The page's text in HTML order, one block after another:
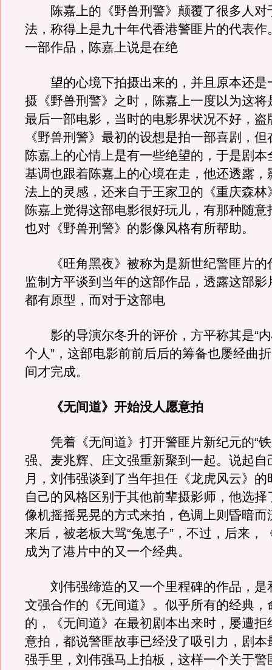
陈嘉上的《野兽刑警》颠覆了很多人对
法，称得上是九十年代香港警匪片的代表作
一部作品，陈嘉上说是在绝
望的心境下拍摄出来的，并且原本还是
摄《野兽刑警》之时，陈嘉上一度以为这将
最后一部电影，当时的电影界状况不好，盗
《野兽刑警》最初的设想是拍一部喜剧，
陈嘉上的心情上是有一些绝望的，于是剧本
基调也跟着陈嘉上的心境在走，他还透露，
法上的灵感，还来自于王家卫的《重庆森林
陈嘉上觉得这部电影很好玩儿，有那种随意
也对《野兽刑警》的影像风格有所帮助。
《旺角黑夜》被称为是新世纪警匪片的
监制方平谈到当年的这部作品，透露这部影
都有原型，而对于这部电
影的导演尔冬升的评价，方平称其是“内
个人”，这部电影前前后后的筹备也屡经曲
间才完成。
《无间道》开始没人愿意拍
凭着《无间道》打开警匪片新纪元的“铁
强、麦兆辉、庄文强重新聚到一起。说起自
月，刘伟强谈到了当年担任《龙虎风云》的
自己的风格区别于其他前辈摄影师，他选择
像机摇摇晃晃的方式来拍，色调上则昏暗而
来后，被老板大骂“兔崽子”，不过，后来，
成为了港片中的又一个经典。
刘伟强缔造的又一个里程碑的作品，是
文强合作的《无间道》。似乎所有的经典，
的，《无间道》在最初剧本出来时，屡遭拒
意拍，都说警匪故事已经没了吸引力，剧本
强手里，刘伟强马上拍板，这样一个关于警